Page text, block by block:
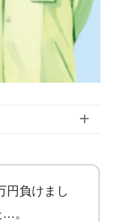
円負けまし
。